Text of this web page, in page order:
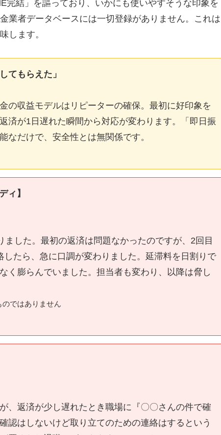
完結」を謳っており、いかにも使いやすそうな印象を
業者データベースには一切登録がありません。これは
します。
てもらえた」
の収益モデルはリピーターの確保。最初に好印象を
済が1日遅れた瞬間から対応が変わります。「即日振
なだけで、安全性とは無関係です。
ィ】
ました。最初の返済は問題なかったのですが、2回目
たら、急に口調が変わりました。延滞料を日割りで
く膨らんでいました。担当者も変わり、以降は脅し
ではありません
、返済が少し遅れたとき職場に『〇〇さんの件で確
認はしないけど取り立てのための連絡はするという